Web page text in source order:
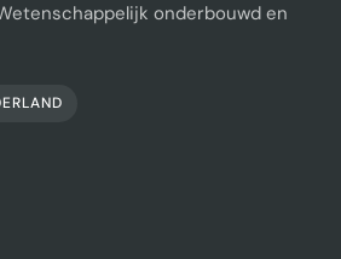
onderbouwd en